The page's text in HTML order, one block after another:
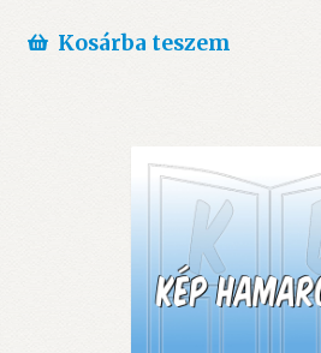
Kosárba teszem